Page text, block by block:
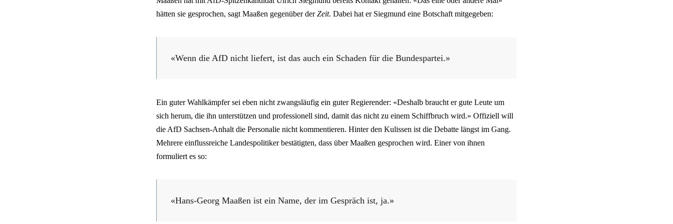
hätten sie gesprochen, sagt Maaßen gegenüber derZeit. Dabei hat er Siegmund eine Botschaft mitgegeben:
«Wenn die AfD nicht liefert, ist das auch ein Schaden für die Bundespartei.»
Ein guter Wahlkämpfer sei eben nicht zwangsläufig ein guter Regierender: «Deshalb braucht er gute Leute um
sich herum, die ihn unterstützen und professionell sind, damit das nicht zu einem Schiffbruch wird.» Offiziell will
die AfD Sachsen-Anhalt die Personalie nicht kommentieren. Hinter den Kulissen ist die Debatte längst im Gang.
Mehrere einflussreiche Landespolitiker bestätigten, dass über Maaßen gesprochen wird. Einer von ihnen
formuliert es so:
«Hans-Georg Maaßen ist ein Name, der im Gespräch ist, ja.»